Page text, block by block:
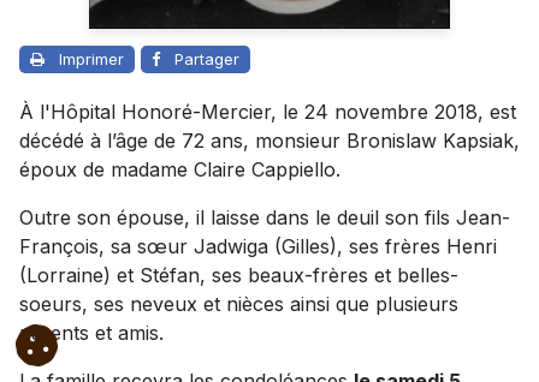
Imprimer Partager
À l'Hôpital Honoré-Mercier, le 24 novembre 2018, est
décédé à l’âge de 72 ans, monsieur Bronislaw Kapsiak,
époux de madame Claire Cappiello.
Outre son épouse, il laisse dans le deuil son fils Jean-
François, sa sœur Jadwiga (Gilles), ses frères Henri
(Lorraine) et Stéfan, ses beaux-frères et belles-
soeurs, ses neveux et nièces ainsi que plusieurs
parents et amis.